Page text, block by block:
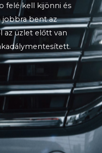
felé kell kijönni és
jobbra bent az
az üzlet előtt van